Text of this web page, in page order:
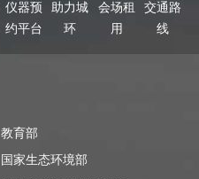
仪器预
约平台
助力城
环
会场租
用
交通路
线
教育部
国家生态环境部